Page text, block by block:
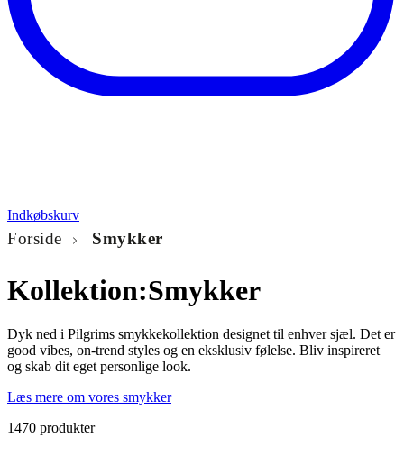
Indkøbskurv
Forside Smykker
Kollektion:Smykker
Dyk ned i Pilgrims smykkekollektion designet til enhver sjæl. Det er
good vibes, on-trend styles og en eksklusiv følelse. Bliv inspireret
og skab dit eget personlige look.
Læs mere om vores smykker
1470 produkter